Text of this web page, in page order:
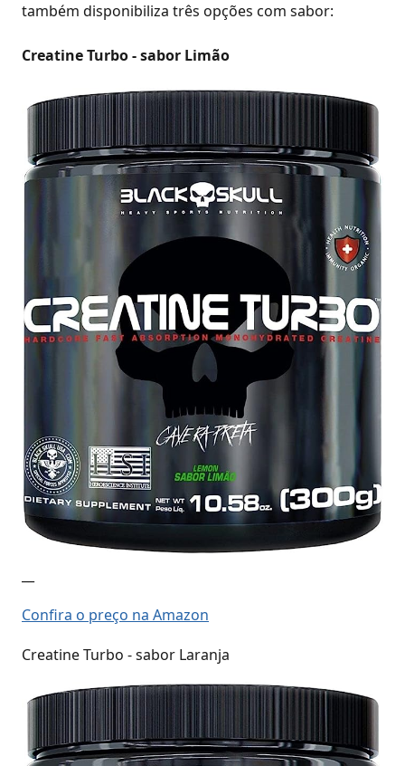
também disponibiliza três opções com sabor:
Creatine Turbo - sabor Limão
Confira o preço na Amazon
Creatine Turbo - sabor Laranja